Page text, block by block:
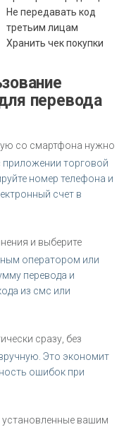
Не передавать код
третьим лицам
Хранить чек покупки
перевода
со смартфона нужно
торговой
номер телефона и
счет в
и выберите
оператором или
перевода и
из смс или
сразу, без
Это экономит
ошибок при
вашим